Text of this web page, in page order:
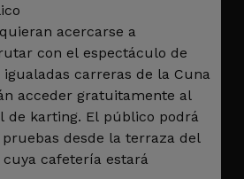
acercarse a
con el espectáculo de
igualadas carreras de la Cuna
acceder gratuitamente al
de karting. El público podrá
desde la terraza del
cafetería estará